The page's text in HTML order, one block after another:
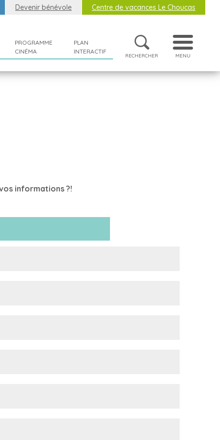
Devenir bénévole Centre de vacances Le Choucas
PROGRAMME
CINÉMA
PLAN
INTERACTIF
RECHERCHER MENU
informations ?!